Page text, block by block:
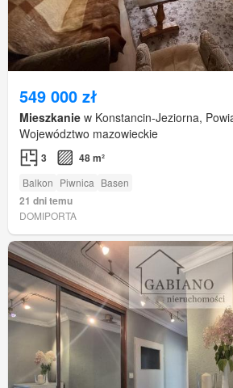
549 000 zł
Mieszkanie w Konstancin-Jeziorna,
Województwo mazowieckie
3 48 m²
Balkon Piwnica Basen
21 dni temu
DOMIPORTA